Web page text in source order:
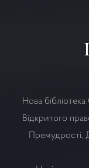
Нова
Відкритого
Премудрості,